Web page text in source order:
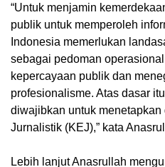
“Untuk menjamin
publik untuk memperoleh
Indonesia memerlukan
sebagai pedoman
kepercayaan publik dan
profesionalisme. Atas dasar
diwajibkan untuk
Jurnalistik (KEJ),” kata
Lebih lanjut Anasrullah